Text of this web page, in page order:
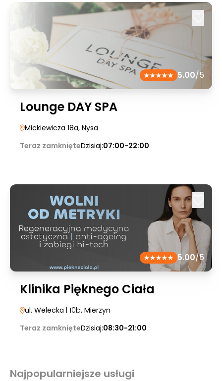
5.00/5
Lounge DAY SPA
Mickiewicza 18a, Nysa
Teraz zamknięteDzisiaj:07:00-22:00
5.00/5
Klinika Pięknego Ciała
ul. Welecka | 10b, Mierzyn
Teraz zamknięteDzisiaj:08:30-21:00
Najpopularniejsze usługi